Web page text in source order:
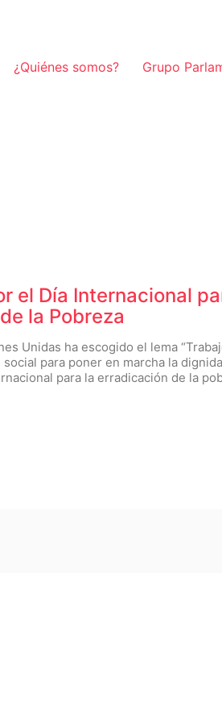
¿Quiénes somos? Grupo
el Día Internacional
la Pobreza
Unidas ha escogido el lema
para poner en marcha la
para la erradicación de la